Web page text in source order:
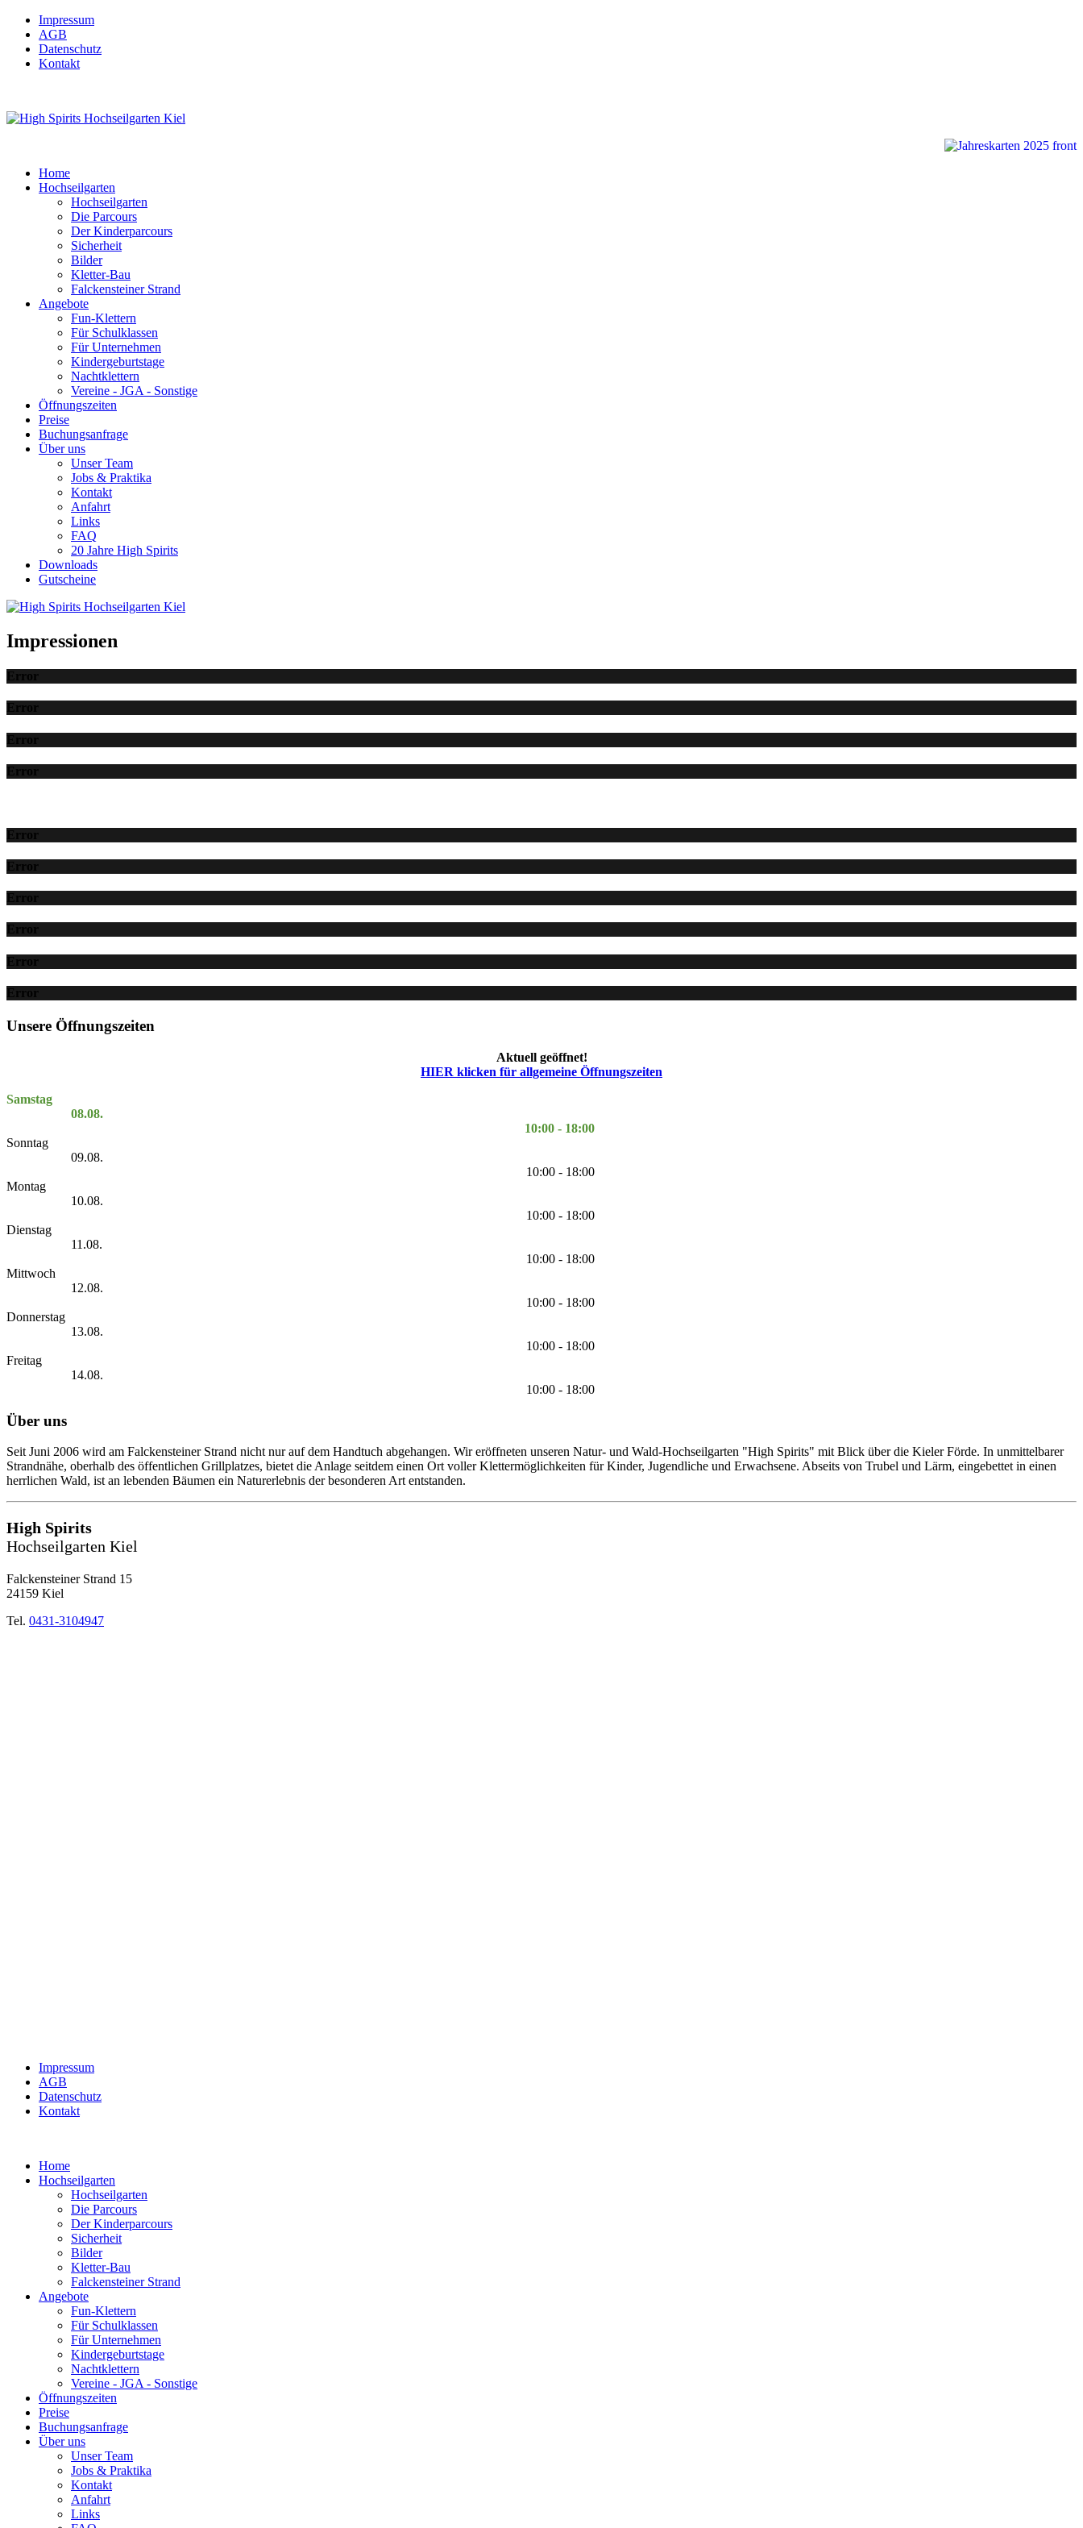
Impressum
AGB
Datenschutz
Kontakt
Home
Hochseilgarten
Hochseilgarten
Die Parcours
Der Kinderparcours
Sicherheit
Bilder
Kletter-Bau
Falckensteiner Strand
Angebote
Fun-Klettern
Für Schulklassen
Für Unternehmen
Kindergeburtstage
Nachtklettern
Vereine - JGA - Sonstige
Öffnungszeiten
Preise
Buchungsanfrage
Über uns
Unser Team
Jobs & Praktika
Kontakt
Anfahrt
Links
FAQ
20 Jahre High Spirits
Downloads
Gutscheine
Impressionen
Error
Error
Error
Error
Error
Error
Error
Error
Error
Error
Unsere Öffnungszeiten
Aktuell geöffnet!
HIER klicken für allgemeine Öffnungszeiten
Samstag
08.08.
10:00 - 18:00
Sonntag
09.08.
10:00 - 18:00
Montag
10.08.
10:00 - 18:00
Dienstag
11.08.
10:00 - 18:00
Mittwoch
12.08.
10:00 - 18:00
Donnerstag
13.08.
10:00 - 18:00
Freitag
14.08.
10:00 - 18:00
Über uns
Seit Juni 2006 wird am Falckensteiner Strand nicht nur auf dem Handtuch abgehangen. Wir eröffneten unseren Natur- und Wald-Hochseilgarten "High Spirits" mit Blick über die Kieler Förde. In unmittelbarer
Strandnähe, oberhalb des öffentlichen Grillplatzes, bietet die Anlage seitdem einen Ort voller Klettermöglichkeiten für Kinder, Jugendliche und Erwachsene. Abseits von Trubel und Lärm, eingebettet in einen
herrlichen Wald, ist an lebenden Bäumen ein Naturerlebnis der besonderen Art entstanden.
High Spirits
Hochseilgarten Kiel
Falckensteiner Strand 15
24159 Kiel
Tel. 0431-3104947
Impressum
AGB
Datenschutz
Kontakt
Home
Hochseilgarten
Hochseilgarten
Die Parcours
Der Kinderparcours
Sicherheit
Bilder
Kletter-Bau
Falckensteiner Strand
Angebote
Fun-Klettern
Für Schulklassen
Für Unternehmen
Kindergeburtstage
Nachtklettern
Vereine - JGA - Sonstige
Öffnungszeiten
Preise
Buchungsanfrage
Über uns
Unser Team
Jobs & Praktika
Kontakt
Anfahrt
Links